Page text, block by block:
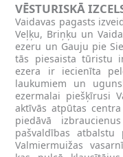
VĒSTURISKĀ
Vaidavas pagasts
Veļķu, Briņķu un
ezeru un Gauju pie
tās piesaista tūristu
ezera ir iecienīta
laukumiem un
ezermalai piešķīrusi
aktīvās atpūtas centra
piedāvā
pašvaldības
Valmiermuižas